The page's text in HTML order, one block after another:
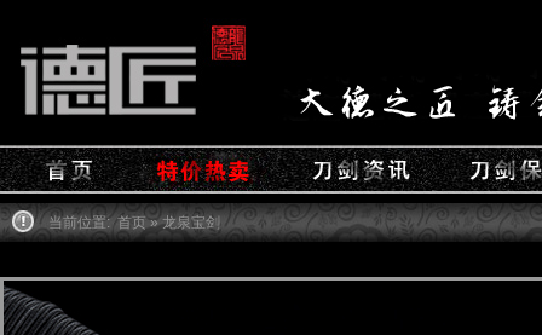
当前位置: 首页» 龙泉宝剑